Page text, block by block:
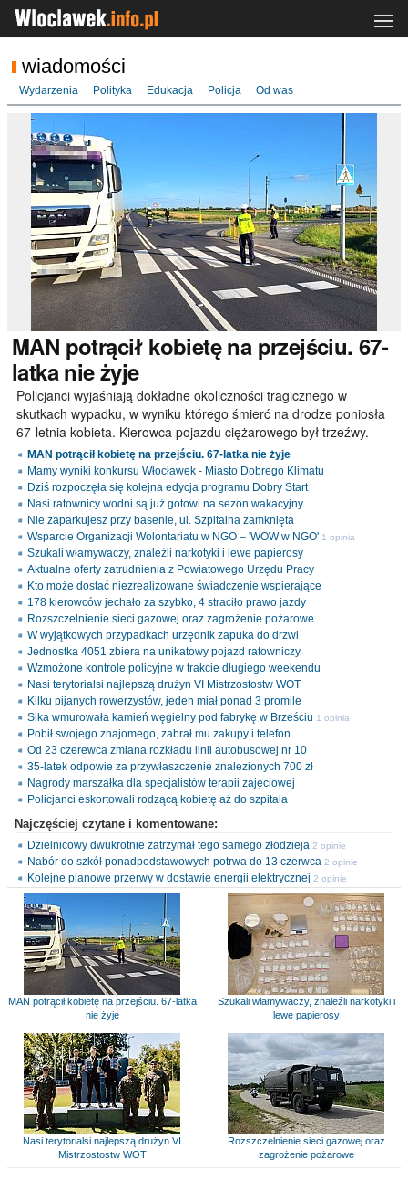
wiadomości
Wydarzenia Polityka Edukacja Policja Od was
MAN potrącił kobietę na przejściu. 67-
latka nie żyje
Policjanci wyjaśniają dokładne okoliczności tragicznego w
skutkach wypadku, w wyniku którego śmierć na drodze poniosła
67-letnia kobieta. Kierowca pojazdu ciężarowego był trzeźwy.
MAN potrącił kobietę na przejściu. 67-latka nie żyje
Mamy wyniki konkursu Włocławek - Miasto Dobrego Klimatu
Dziś rozpoczęła się kolejna edycja programu Dobry Start
Nasi ratownicy wodni są już gotowi na sezon wakacyjny
Nie zaparkujesz przy basenie, ul. Szpitalna zamknięta
Wsparcie Organizacji Wolontariatu w NGO – 'WOW w NGO' 1 opinia
Szukali włamywaczy, znaleźli narkotyki i lewe papierosy
Aktualne oferty zatrudnienia z Powiatowego Urzędu Pracy
Kto może dostać niezrealizowane świadczenie wspierające
178 kierowców jechało za szybko, 4 straciło prawo jazdy
Rozszczelnienie sieci gazowej oraz zagrożenie pożarowe
W wyjątkowych przypadkach urzędnik zapuka do drzwi
Jednostka 4051 zbiera na unikatowy pojazd ratowniczy
Wzmożone kontrole policyjne w trakcie długiego weekendu
Nasi terytorialsi najlepszą drużyn VI Mistrzostostw WOT
Kilku pijanych rowerzystów, jeden miał ponad 3 promile
Sika wmurowała kamień węgielny pod fabrykę w Brześciu 1 opinia
Pobił swojego znajomego, zabrał mu zakupy i telefon
Od 23 czerewca zmiana rozkładu linii autobusowej nr 10
35-latek odpowie za przywłaszczenie znalezionych 700 zł
Nagrody marszałka dla specjalistów terapii zajęciowej
Policjanci eskortowali rodzącą kobietę aż do szpitala
Najczęściej czytane i komentowane:
Dzielnicowy dwukrotnie zatrzymał tego samego złodzieja 2 opinie
Nabór do szkół ponadpodstawowych potrwa do 13 czerwca 2 opinie
Kolejne planowe przerwy w dostawie energii elektrycznej 2 opinie
MAN potrącił kobietę na przejściu. 67-latka
nie żyje
Szukali włamywaczy, znaleźli narkotyki i
lewe papierosy
Nasi terytorialsi najlepszą drużyn VI
Mistrzostostw WOT
Rozszczelnienie sieci gazowej oraz
zagrożenie pożarowe